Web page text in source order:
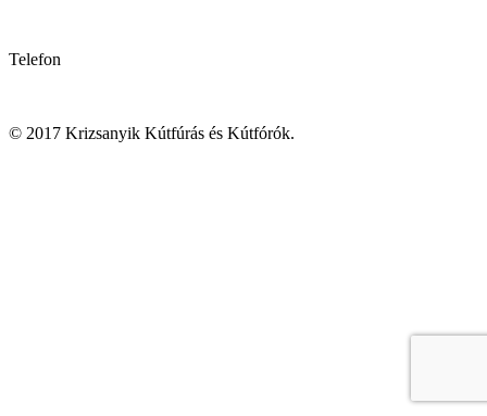
Telefon
© 2017 Krizsanyik Kútfúrás és Kútfórók.